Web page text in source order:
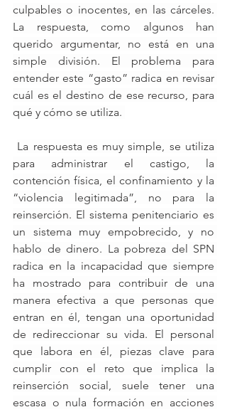
culpables o inocentes, en las cárceles.
La respuesta, como algunos han
querido argumentar, no está en una
simple división. El problema para
entender este “gasto” radica en revisar
cuál es el destino de ese recurso, para
qué y cómo se utiliza.
La respuesta es muy simple, se utiliza
para administrar el castigo, la
contención física, el confinamiento y la
“violencia legitimada”, no para la
reinserción. El sistema penitenciario es
un sistema muy empobrecido, y no
hablo de dinero. La pobreza del SPN
radica en la incapacidad que siempre
ha mostrado para contribuir de una
manera efectiva a que personas que
entran en él, tengan una oportunidad
de redireccionar su vida. El personal
que labora en él, piezas clave para
cumplir con el reto que implica la
reinserción social, suele tener una
escasa o nula formación en acciones